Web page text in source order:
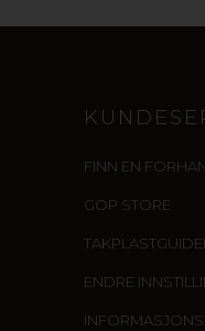
FINN EN
GOP STORE
ENDRE